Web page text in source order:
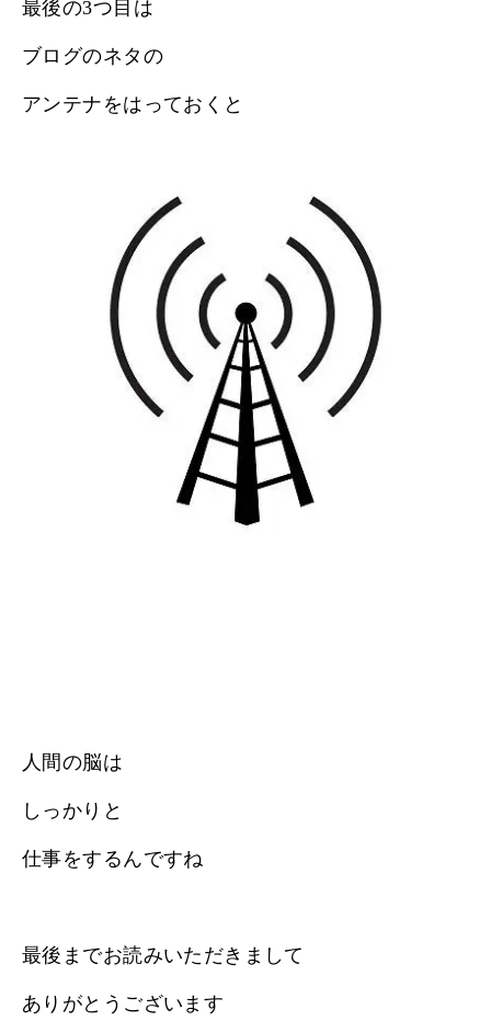
最後の3つ目は
ブログのネタの
アンテナをはっておくと
人間の脳は
しっかりと
仕事をするんですね
最後までお読みいただきまして
ありがとうございます